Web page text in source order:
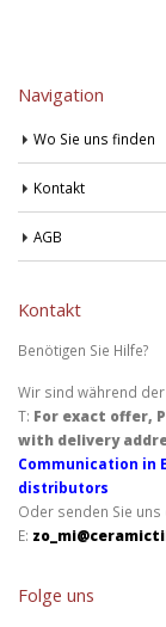
Navigation
Wo Sie uns finden
Kontakt
AGB
Kontakt
Benötigen Sie Hilfe?
Wir sind während
T: For exact offer,
with delivery
Communication in
distributors
Oder senden Sie uns
E:
Folge uns